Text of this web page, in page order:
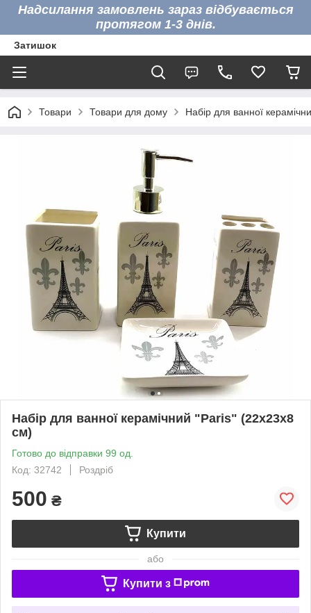
Надсилання замовлень зараз відбувається
протягом 1-3 днів.
Затишок
Товари Товари для дому Набір для ванної
Набір для ванної керамічний "Paris" (22х23х8
см)
Готово до відправки 99 од.
Код: 32742
Роздріб
500 ₴
Купити
або
Купити з